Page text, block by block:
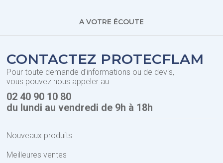
A VOTRE ÉCOUTE
CONTACTEZ PROTECFLAM
Pour toute demande d'informations ou de devis,
vous pouvez nous appeler au
02 40 90 10 80
du lundi au vendredi de 9h à 18h
Nouveaux produits
Meilleures ventes